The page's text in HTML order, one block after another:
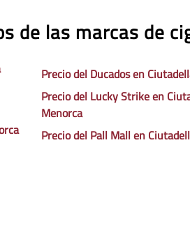
de las marcas de
Precio del Ducados en
Precio del Lucky Strike en
Menorca
Precio del Pall Mall en